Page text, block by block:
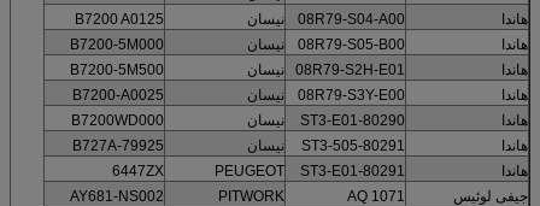
هاندا
08R79-S04-A00 نیسان
B7200 A0125
هاندا
08R79-S05-B00 نیسان
B7200-5M000
هاندا
08R79-S2H-E01 نیسان
B7200-5M500
هاندا
08R79-S3Y-E00 نیسان
B7200-A0025
هاندا
80290-ST3-E01 نیسان
B7200WD000
هاندا
80291-ST3-505 نیسان
B727A-79925
هاندا
80291-ST3-E01
PEUGEOT
6447ZX
جیفی لوئیس
AQ 1071
PITWORK
AY681-NS002